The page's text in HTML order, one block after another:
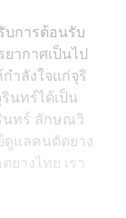
การต้อนรับ
ากาศเป็นไป
ำลังใจแก่จุริ
นทร์ได้เป็น
นทร์ ลักษณวิ
แลคนตัดยาง
างไทย เรา